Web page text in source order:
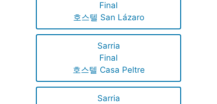
Final
호스텔 San Lázaro
Sarria
Final
호스텔 Casa Peltre
Sarria